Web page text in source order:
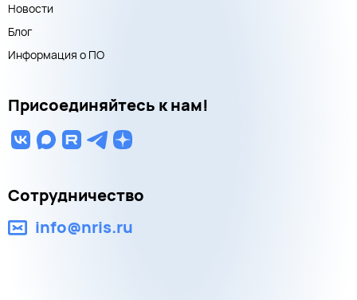
Новости
Блог
Информация о ПО
Присоединяйтесь к нам!
Сотрудничество
info@nris.ru